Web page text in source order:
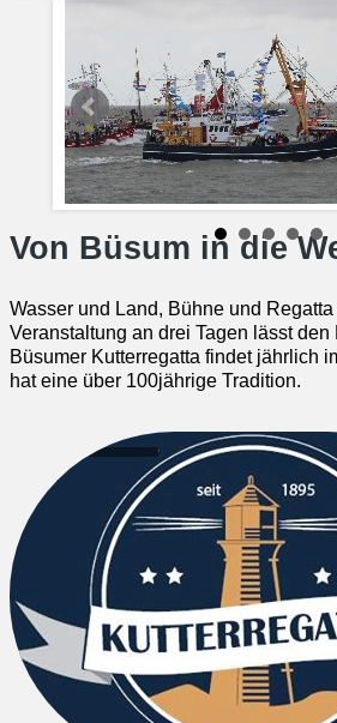
Von Büsum in die
Wasser und Land, Bühne und
Veranstaltung an drei Tagen lässt
Büsumer Kutterregatta findet jährlich
hat eine über 100jährige Tradition.